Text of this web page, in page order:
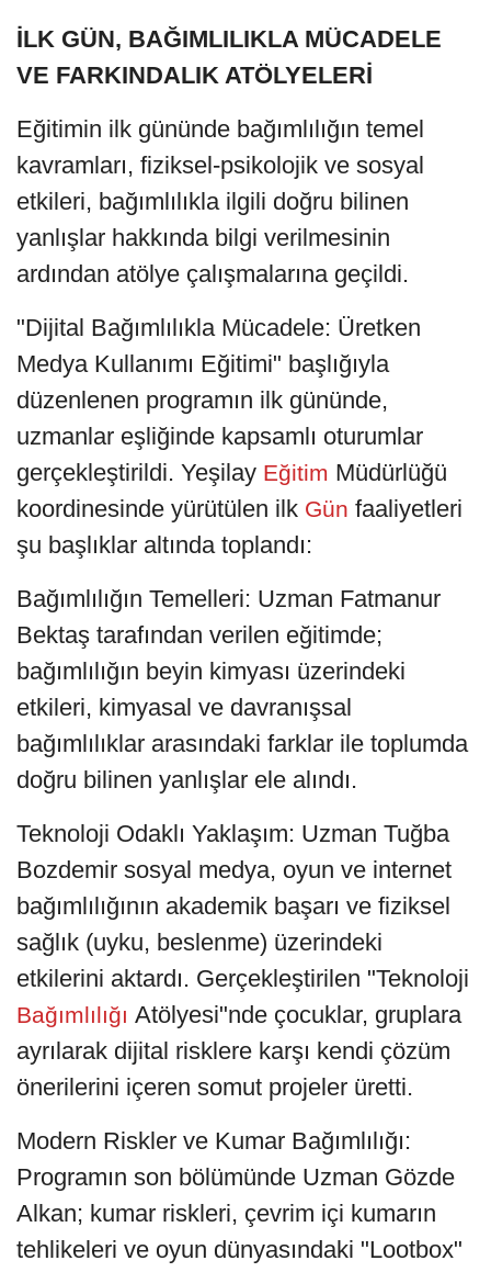
İLK GÜN, BAĞIMLILIKLA MÜCADELE
VE FARKINDALIK ATÖLYELERİ
Eğitimin ilk gününde bağımlılığın temel
kavramları, fiziksel-psikolojik ve sosyal
etkileri, bağımlılıkla ilgili doğru bilinen
yanlışlar hakkında bilgi verilmesinin
ardından atölye çalışmalarına geçildi.
"Dijital Bağımlılıkla Mücadele: Üretken
Medya Kullanımı Eğitimi" başlığıyla
düzenlenen programın ilk gününde,
uzmanlar eşliğinde kapsamlı oturumlar
gerçekleştirildi. Yeşilay Eğitim Müdürlüğü
koordinesinde yürütülen ilk Gün faaliyetleri
şu başlıklar altında toplandı:
Bağımlılığın Temelleri: Uzman Fatmanur
Bektaş tarafından verilen eğitimde;
bağımlılığın beyin kimyası üzerindeki
etkileri, kimyasal ve davranışsal
bağımlılıklar arasındaki farklar ile toplumda
doğru bilinen yanlışlar ele alındı.
Teknoloji Odaklı Yaklaşım: Uzman Tuğba
Bozdemir sosyal medya, oyun ve internet
bağımlılığının akademik başarı ve fiziksel
sağlık (uyku, beslenme) üzerindeki
etkilerini aktardı. Gerçekleştirilen "Teknoloji
Bağımlılığı Atölyesi"nde çocuklar, gruplara
ayrılarak dijital risklere karşı kendi çözüm
önerilerini içeren somut projeler üretti.
Modern Riskler ve Kumar Bağımlılığı:
Programın son bölümünde Uzman Gözde
Alkan; kumar riskleri, çevrim içi kumarın
tehlikeleri ve oyun dünyasındaki "Lootbox"